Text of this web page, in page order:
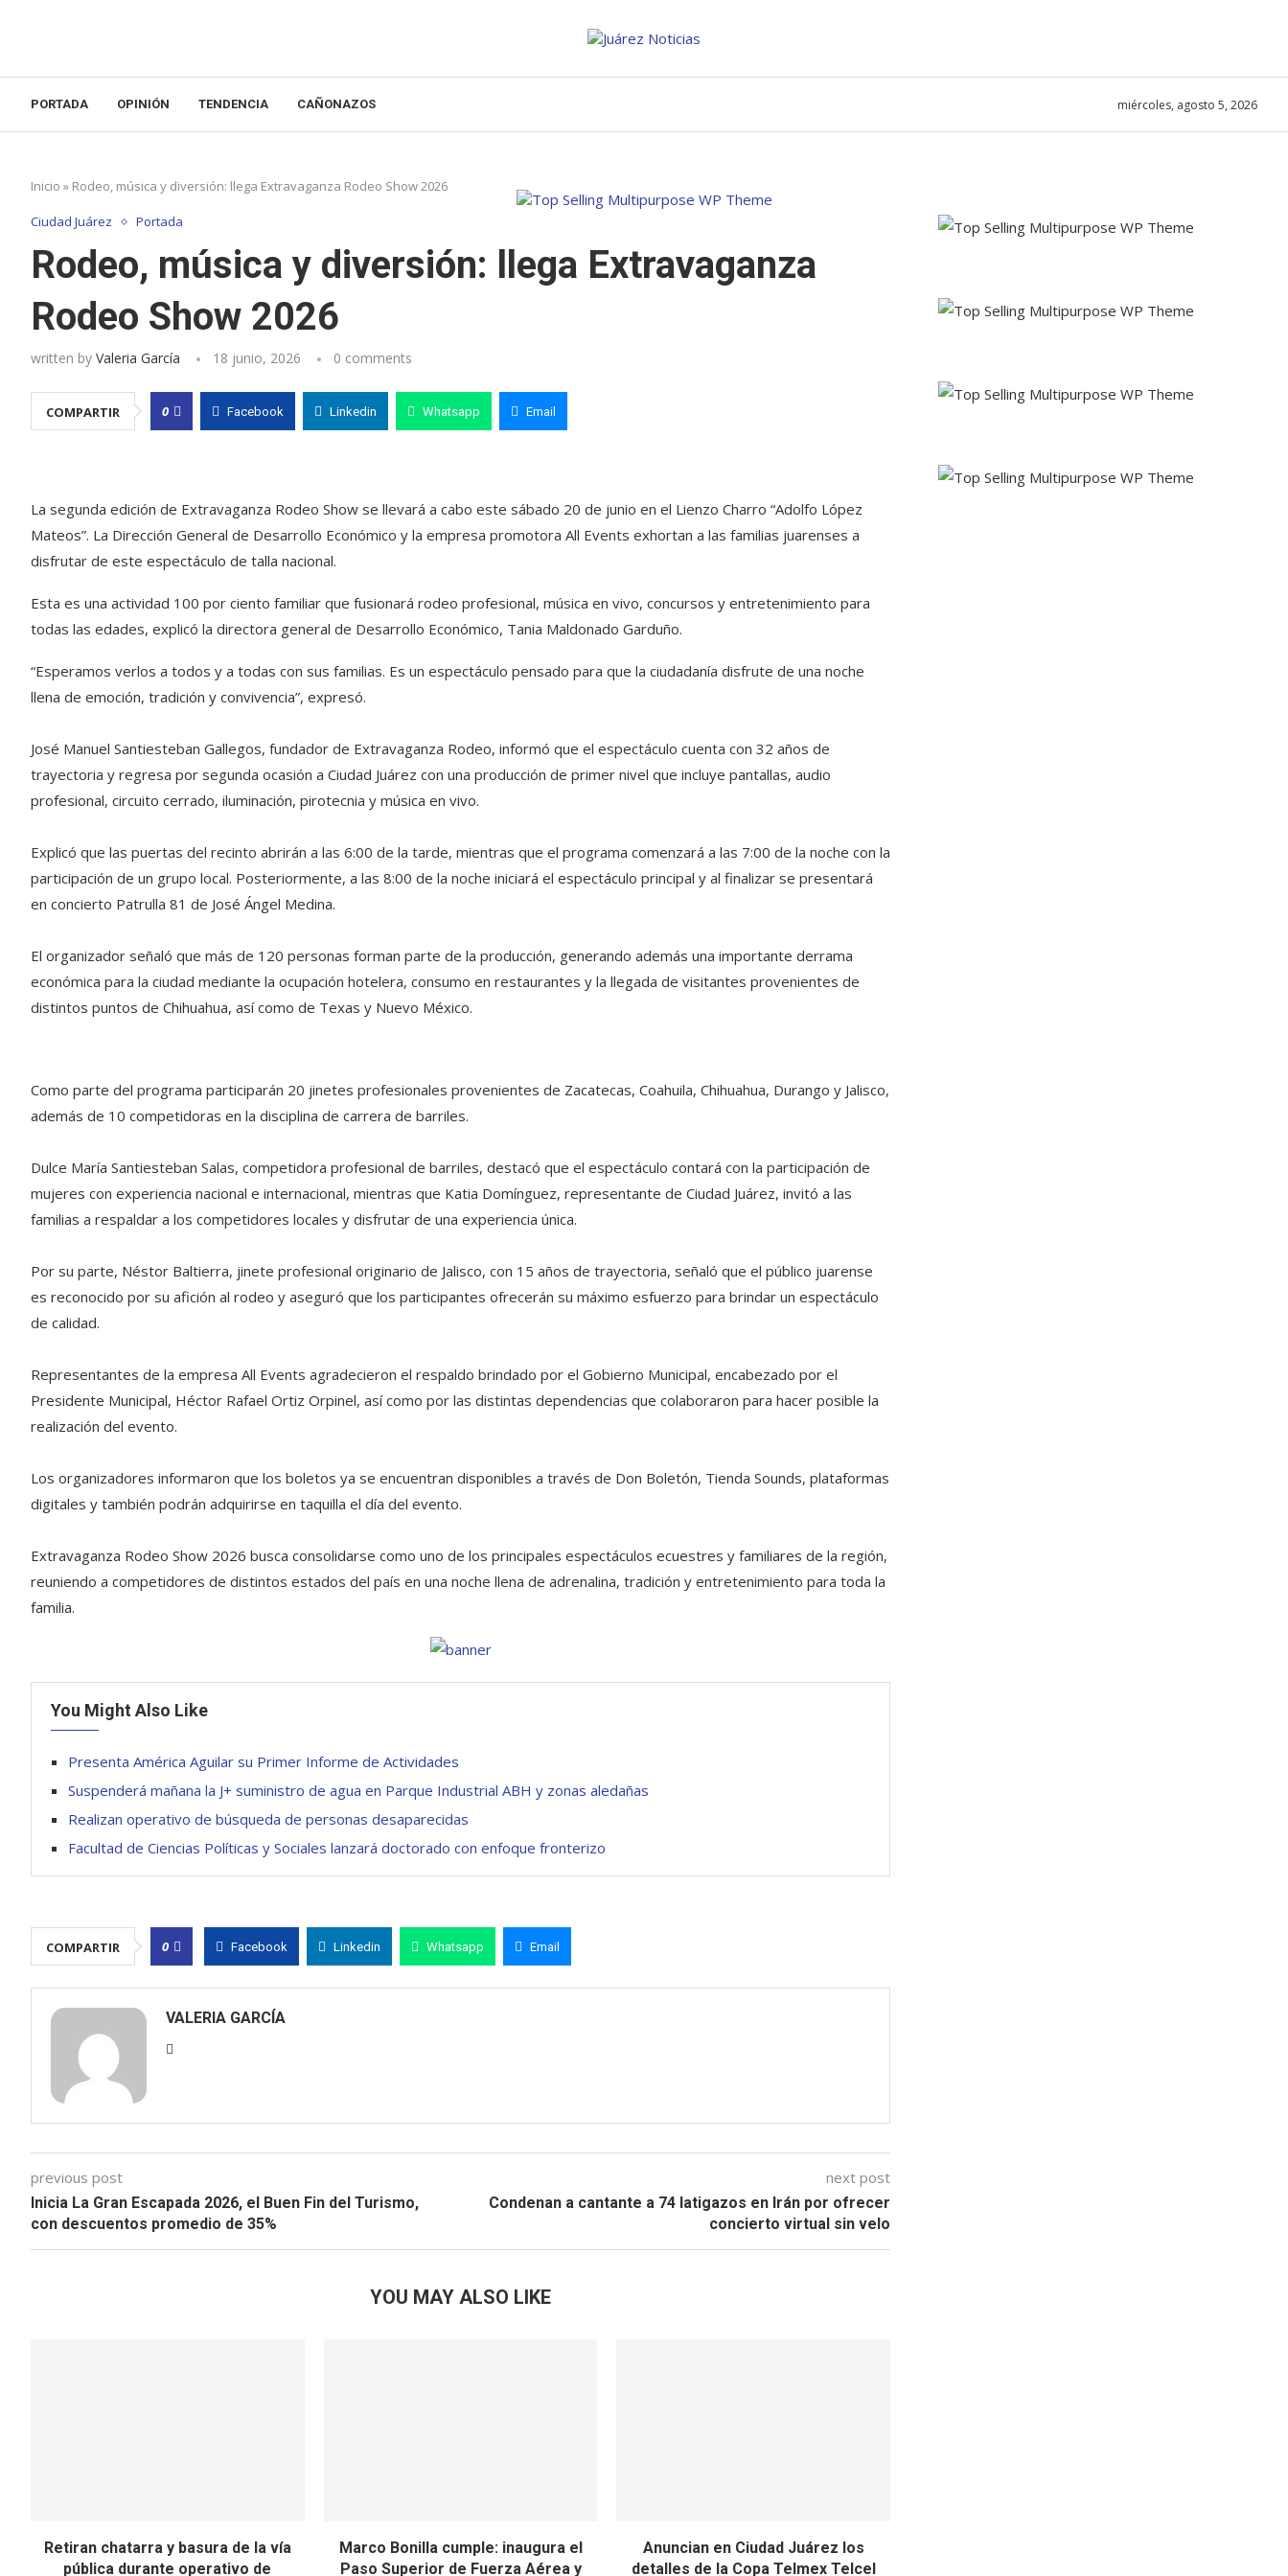
PORTADA OPINIÓN TENDENCIA CAÑONAZOS miércoles, agosto 5, 2026
Inicio » Rodeo, música y diversión: llega Extravaganza Rodeo Show 2026
Ciudad Juárez Portada
Rodeo, música y diversión: llega Extravaganza
Rodeo Show 2026
written by Valeria García 18 junio, 2026 0 comments
COMPARTIR 0 Facebook Linkedin Whatsapp Email
La segunda edición de Extravaganza Rodeo Show se llevará a cabo este sábado 20 de junio en el Lienzo Charro “Adolfo López
Mateos”. La Dirección General de Desarrollo Económico y la empresa promotora All Events exhortan a las familias juarenses a
disfrutar de este espectáculo de talla nacional.
Esta es una actividad 100 por ciento familiar que fusionará rodeo profesional, música en vivo, concursos y entretenimiento para
todas las edades, explicó la directora general de Desarrollo Económico, Tania Maldonado Garduño.
“Esperamos verlos a todos y a todas con sus familias. Es un espectáculo pensado para que la ciudadanía disfrute de una noche
llena de emoción, tradición y convivencia”, expresó.
José Manuel Santiesteban Gallegos, fundador de Extravaganza Rodeo, informó que el espectáculo cuenta con 32 años de
trayectoria y regresa por segunda ocasión a Ciudad Juárez con una producción de primer nivel que incluye pantallas, audio
profesional, circuito cerrado, iluminación, pirotecnia y música en vivo.
Explicó que las puertas del recinto abrirán a las 6:00 de la tarde, mientras que el programa comenzará a las 7:00 de la noche con la
participación de un grupo local. Posteriormente, a las 8:00 de la noche iniciará el espectáculo principal y al finalizar se presentará
en concierto Patrulla 81 de José Ángel Medina.
El organizador señaló que más de 120 personas forman parte de la producción, generando además una importante derrama
económica para la ciudad mediante la ocupación hotelera, consumo en restaurantes y la llegada de visitantes provenientes de
distintos puntos de Chihuahua, así como de Texas y Nuevo México.
Como parte del programa participarán 20 jinetes profesionales provenientes de Zacatecas, Coahuila, Chihuahua, Durango y Jalisco,
además de 10 competidoras en la disciplina de carrera de barriles.
Dulce María Santiesteban Salas, competidora profesional de barriles, destacó que el espectáculo contará con la participación de
mujeres con experiencia nacional e internacional, mientras que Katia Domínguez, representante de Ciudad Juárez, invitó a las
familias a respaldar a los competidores locales y disfrutar de una experiencia única.
Por su parte, Néstor Baltierra, jinete profesional originario de Jalisco, con 15 años de trayectoria, señaló que el público juarense
es reconocido por su afición al rodeo y aseguró que los participantes ofrecerán su máximo esfuerzo para brindar un espectáculo
de calidad.
Representantes de la empresa All Events agradecieron el respaldo brindado por el Gobierno Municipal, encabezado por el
Presidente Municipal, Héctor Rafael Ortiz Orpinel, así como por las distintas dependencias que colaboraron para hacer posible la
realización del evento.
Los organizadores informaron que los boletos ya se encuentran disponibles a través de Don Boletón, Tienda Sounds, plataformas
digitales y también podrán adquirirse en taquilla el día del evento.
Extravaganza Rodeo Show 2026 busca consolidarse como uno de los principales espectáculos ecuestres y familiares de la región,
reuniendo a competidores de distintos estados del país en una noche llena de adrenalina, tradición y entretenimiento para toda la
familia.
You Might Also Like
Presenta América Aguilar su Primer Informe de Actividades
Suspenderá mañana la J+ suministro de agua en Parque Industrial ABH y zonas aledañas
Realizan operativo de búsqueda de personas desaparecidas
Facultad de Ciencias Políticas y Sociales lanzará doctorado con enfoque fronterizo
COMPARTIR 0 Facebook Linkedin Whatsapp Email
VALERIA GARCÍA
previous post
Inicia La Gran Escapada 2026, el Buen Fin del Turismo,
con descuentos promedio de 35%
next post
Condenan a cantante a 74 latigazos en Irán por ofrecer
concierto virtual sin velo
YOU MAY ALSO LIKE
Retiran chatarra y basura de la vía
pública durante operativo de
Marco Bonilla cumple: inaugura el
Paso Superior de Fuerza Aérea y
Anuncian en Ciudad Juárez los
detalles de la Copa Telmex Telcel